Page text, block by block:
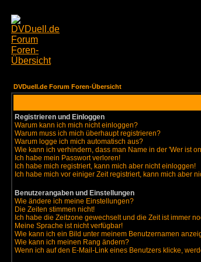
DVDuell.de Forum Foren-Übersicht
Registrieren und Einloggen
Warum kann ich mich nicht einloggen?
Warum muss ich mich überhaupt registrieren?
Warum logge ich mich automatisch aus?
Wie kann ich verhindern, dass man Name in der 'Wer ist
Ich habe mein Passwort verloren!
Ich habe mich registriert, kann mich aber nicht einloggen!
Ich habe mich vor einiger Zeit registriert, kann mich aber
Benutzerangaben und Einstellungen
Wie ändere ich meine Einstellungen?
Die Zeiten stimmen nicht!
Ich habe die Zeitzone gewechselt und die Zeit ist immer
Meine Sprache ist nicht verfügbar!
Wie kann ich ein Bild unter meinem Benutzernamen
Wie kann ich meinen Rang ändern?
Wenn ich auf den E-Mail-Link eines Benutzers klicke,